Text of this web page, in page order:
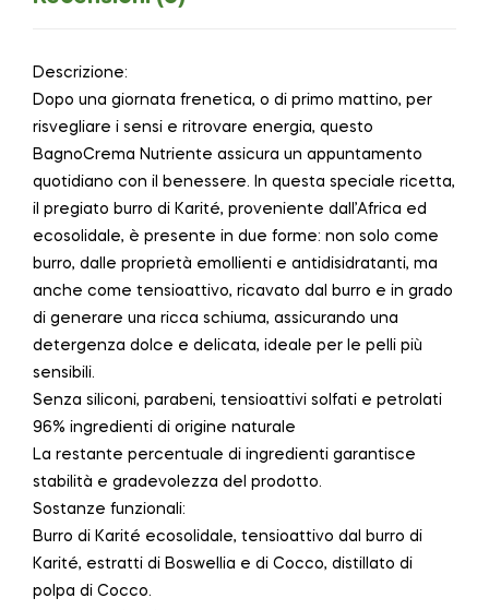
Descrizione:
Dopo una giornata frenetica, o di primo mattino, per
risvegliare i sensi e ritrovare energia, questo
BagnoCrema Nutriente assicura un appuntamento
quotidiano con il benessere. In questa speciale ricetta,
il pregiato burro di Karité, proveniente dall’Africa ed
ecosolidale, è presente in due forme: non solo come
burro, dalle proprietà emollienti e antidisidratanti, ma
anche come tensioattivo, ricavato dal burro e in grado
di generare una ricca schiuma, assicurando una
detergenza dolce e delicata, ideale per le pelli più
sensibili.
Senza siliconi, parabeni, tensioattivi solfati e petrolati
96% ingredienti di origine naturale
La restante percentuale di ingredienti garantisce
stabilità e gradevolezza del prodotto.
Sostanze funzionali:
Burro di Karité ecosolidale, tensioattivo dal burro di
Karité, estratti di Boswellia e di Cocco, distillato di
polpa di Cocco.